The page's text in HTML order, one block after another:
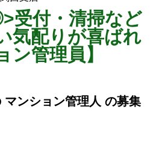
受付・清掃など
気配りが喜ばれ
ン管理員】
マンション管理人 の募集